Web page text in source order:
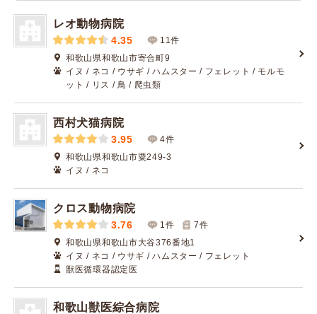
レオ動物病院
4.35
11件
和歌山県和歌山市寄合町9
イヌ / ネコ / ウサギ / ハムスター / フェレット / モルモ
ット / リス / 鳥 / 爬虫類
西村犬猫病院
3.95
4件
和歌山県和歌山市粟249-3
イヌ / ネコ
クロス動物病院
3.76 1件 7件
和歌山県和歌山市大谷376番地1
イヌ / ネコ / ウサギ / ハムスター / フェレット
獣医循環器認定医
和歌山獣医綜合病院